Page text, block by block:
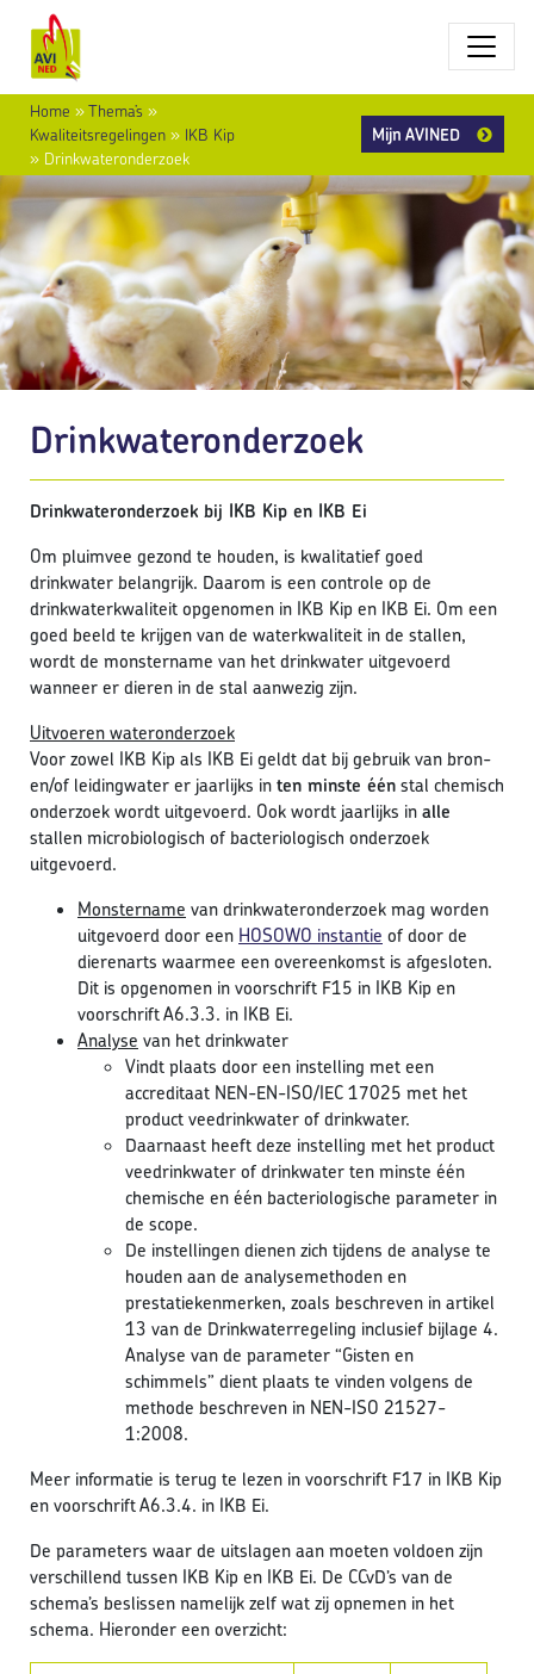
Home »Thema’s »
Kwaliteitsregelingen » IKB Kip
» Drinkwateronderzoek
Mijn AVINED
Drinkwateronderzoek
Drinkwateronderzoek bij IKB Kip en IKB Ei
Om pluimvee gezond te houden, is kwalitatief goed
drinkwater belangrijk. Daarom is een controle op de
drinkwaterkwaliteit opgenomen in IKB Kip en IKB Ei. Om een
goed beeld te krijgen van de waterkwaliteit in de stallen,
wordt de monstername van het drinkwater uitgevoerd
wanneer er dieren in de stal aanwezig zijn.
Uitvoeren wateronderzoek
Voor zowel IKB Kip als IKB Ei geldt dat bij gebruik van bron-
en/of leidingwater er jaarlijks inten minste éénstal chemisch
onderzoek wordt uitgevoerd. Ook wordt jaarlijks inalle
stallen microbiologisch of bacteriologisch onderzoek
uitgevoerd.
Monstername van drinkwateronderzoek mag worden
uitgevoerd door een HOSOWO instantie of door de
dierenarts waarmee een overeenkomst is afgesloten.
Dit is opgenomen in voorschrift F15 in IKB Kip en
voorschrift A6.3.3. in IKB Ei.
Analyse van het drinkwater
Vindt plaats door een instelling met een
accreditaat NEN-EN-ISO/IEC 17025 met het
product veedrinkwater of drinkwater.
Daarnaast heeft deze instelling met het product
veedrinkwater of drinkwater ten minste één
chemische en één bacteriologische parameter in
de scope.
De instellingen dienen zich tijdens de analyse te
houden aan de analysemethoden en
prestatiekenmerken, zoals beschreven in artikel
13 van de Drinkwaterregeling inclusief bijlage 4.
Analyse van de parameter “Gisten en
schimmels” dient plaats te vinden volgens de
methode beschreven in NEN-ISO 21527-
1:2008.
Meer informatie is terug te lezen in voorschrift F17 in IKB Kip
en voorschrift A6.3.4. in IKB Ei.
De parameters waar de uitslagen aan moeten voldoen zijn
verschillend tussen IKB Kip en IKB Ei. De CCvD’s van de
schema’s beslissen namelijk zelf wat zij opnemen in het
schema. Hieronder een overzicht: